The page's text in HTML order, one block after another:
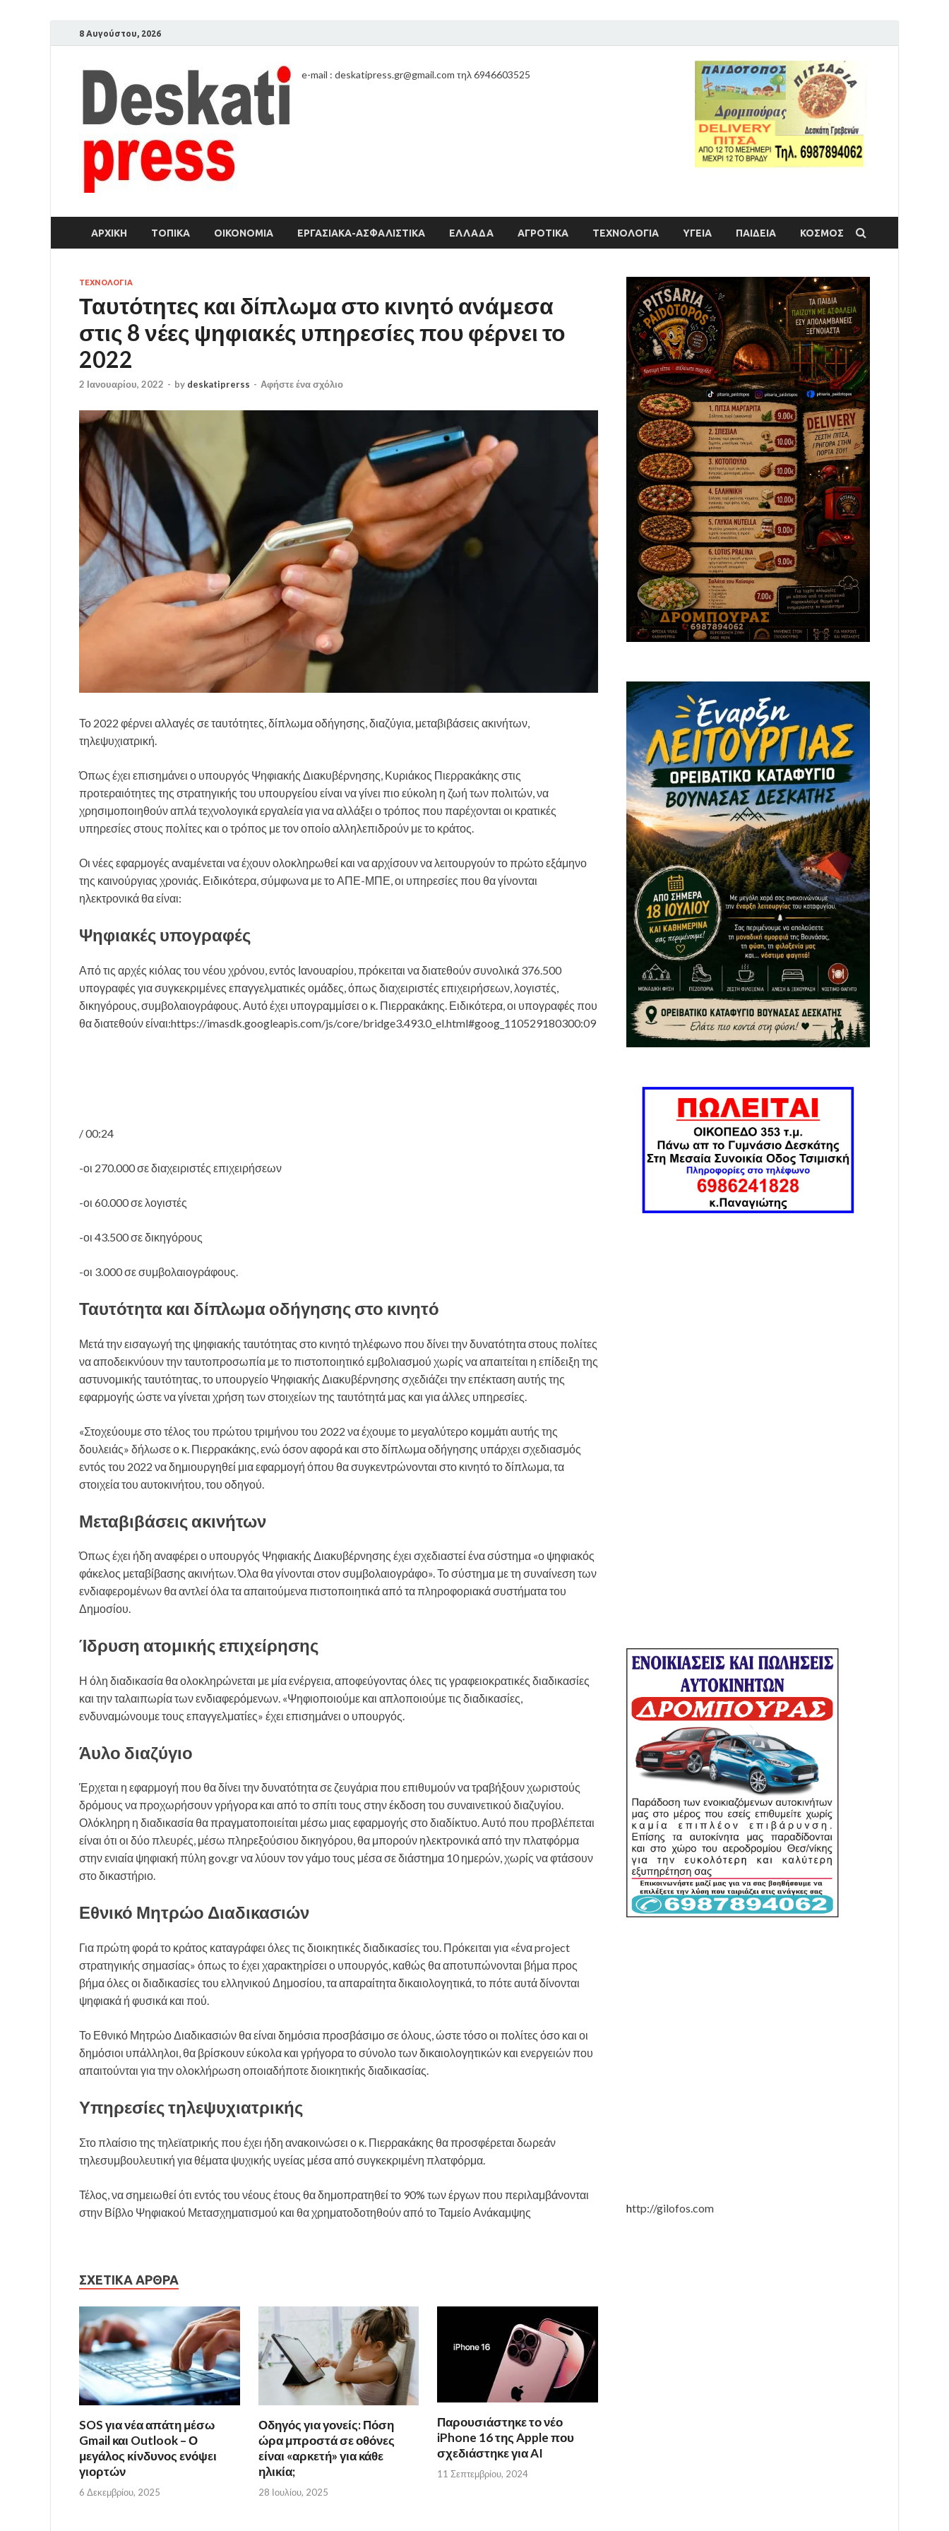
8 Αυγούστου, 2026
e-mail : deskatipress.gr@gmail.com τηλ 6946603525
ΑΡΧΙΚΉ ΤΟΠΙΚΑ ΟΙΚΟΝΟΜΙΑ ΕΡΓΑΣΙΑΚΑ-ΑΣΦΑΛΙΣΤΙΚΑ ΕΛΛΑΔΑ ΑΓΡΟΤΙΚΑ ΤΕΧΝΟΛΟΓΙΑ ΥΓΕΙΑ ΠΑΙΔΕΙΑ ΚΟΣΜΟΣ
ΤΕΧΝΟΛΟΓΙΑ
Ταυτότητες και δίπλωμα στο κινητό ανάμεσα
στις 8 νέες ψηφιακές υπηρεσίες που φέρνει το
2022
2 Ιανουαρίου, 2022 - by deskatiprerss - Αφήστε ένα σχόλιο
Το 2022 φέρνει αλλαγές σε ταυτότητες, δίπλωμα οδήγησης, διαζύγια, μεταβιβάσεις ακινήτων,
τηλεψυχιατρική.
Όπως έχει επισημάνει ο υπουργός Ψηφιακής Διακυβέρνησης, Κυριάκος Πιερρακάκης στις
προτεραιότητες της στρατηγικής του υπουργείου είναι να γίνει πιο εύκολη η ζωή των πολιτών, να
χρησιμοποιηθούν απλά τεχνολογικά εργαλεία για να αλλάξει ο τρόπος που παρέχονται οι κρατικές
υπηρεσίες στους πολίτες και ο τρόπος με τον οποίο αλληλεπιδρούν με το κράτος.
Οι νέες εφαρμογές αναμένεται να έχουν ολοκληρωθεί και να αρχίσουν να λειτουργούν το πρώτο εξάμηνο
της καινούργιας χρονιάς. Ειδικότερα, σύμφωνα με το ΑΠΕ-ΜΠΕ, οι υπηρεσίες που θα γίνονται
ηλεκτρονικά θα είναι:
Ψηφιακές υπογραφές
Από τις αρχές κιόλας του νέου χρόνου, εντός Ιανουαρίου, πρόκειται να διατεθούν συνολικά 376.500
υπογραφές για συγκεκριμένες επαγγελματικές ομάδες, όπως διαχειριστές επιχειρήσεων, λογιστές,
δικηγόρους, συμβολαιογράφους. Αυτό έχει υπογραμμίσει ο κ. Πιερρακάκης. Ειδικότερα, οι υπογραφές που
θα διατεθούν είναι:https://imasdk.googleapis.com/js/core/bridge3.493.0_el.html#goog_110529180300:09
/ 00:24
-οι 270.000 σε διαχειριστές επιχειρήσεων
-οι 60.000 σε λογιστές
-οι 43.500 σε δικηγόρους
-οι 3.000 σε συμβολαιογράφους.
Ταυτότητα και δίπλωμα οδήγησης στο κινητό
Μετά την εισαγωγή της ψηφιακής ταυτότητας στο κινητό τηλέφωνο που δίνει την δυνατότητα στους πολίτες
να αποδεικνύουν την ταυτοπροσωπία με το πιστοποιητικό εμβολιασμού χωρίς να απαιτείται η επίδειξη της
αστυνομικής ταυτότητας, το υπουργείο Ψηφιακής Διακυβέρνησης σχεδιάζει την επέκταση αυτής της
εφαρμογής ώστε να γίνεται χρήση των στοιχείων της ταυτότητά μας και για άλλες υπηρεσίες.
«Στοχεύουμε στο τέλος του πρώτου τριμήνου του 2022 να έχουμε το μεγαλύτερο κομμάτι αυτής της
δουλειάς» δήλωσε ο κ. Πιερρακάκης, ενώ όσον αφορά και στο δίπλωμα οδήγησης υπάρχει σχεδιασμός
εντός του 2022 να δημιουργηθεί μια εφαρμογή όπου θα συγκεντρώνονται στο κινητό το δίπλωμα, τα
στοιχεία του αυτοκινήτου, του οδηγού.
Μεταβιβάσεις ακινήτων
Όπως έχει ήδη αναφέρει ο υπουργός Ψηφιακής Διακυβέρνησης έχει σχεδιαστεί ένα σύστημα «ο ψηφιακός
φάκελος μεταβίβασης ακινήτων. Όλα θα γίνονται στον συμβολαιογράφο». Το σύστημα με τη συναίνεση των
ενδιαφερομένων θα αντλεί όλα τα απαιτούμενα πιστοποιητικά από τα πληροφοριακά συστήματα του
Δημοσίου.
Ίδρυση ατομικής επιχείρησης
Η όλη διαδικασία θα ολοκληρώνεται με μία ενέργεια, αποφεύγοντας όλες τις γραφειοκρατικές διαδικασίες
και την ταλαιπωρία των ενδιαφερόμενων. «Ψηφιοποιούμε και απλοποιούμε τις διαδικασίες,
ενδυναμώνουμε τους επαγγελματίες» έχει επισημάνει ο υπουργός.
Άυλο διαζύγιο
Έρχεται η εφαρμογή που θα δίνει την δυνατότητα σε ζευγάρια που επιθυμούν να τραβήξουν χωριστούς
δρόμους να προχωρήσουν γρήγορα και από το σπίτι τους στην έκδοση του συναινετικού διαζυγίου.
Ολόκληρη η διαδικασία θα πραγματοποιείται μέσω μιας εφαρμογής στο διαδίκτυο. Αυτό που προβλέπεται
είναι ότι οι δύο πλευρές, μέσω πληρεξούσιου δικηγόρου, θα μπορούν ηλεκτρονικά από την πλατφόρμα
στην ενιαία ψηφιακή πύλη gov.gr να λύουν τον γάμο τους μέσα σε διάστημα 10 ημερών, χωρίς να φτάσουν
στο δικαστήριο.
Εθνικό Μητρώο Διαδικασιών
Για πρώτη φορά το κράτος καταγράφει όλες τις διοικητικές διαδικασίες του. Πρόκειται για «ένα project
στρατηγικής σημασίας» όπως το έχει χαρακτηρίσει ο υπουργός, καθώς θα αποτυπώνονται βήμα προς
βήμα όλες οι διαδικασίες του ελληνικού Δημοσίου, τα απαραίτητα δικαιολογητικά, το πότε αυτά δίνονται
ψηφιακά ή φυσικά και πού.
Το Εθνικό Μητρώο Διαδικασιών θα είναι δημόσια προσβάσιμο σε όλους, ώστε τόσο οι πολίτες όσο και οι
δημόσιοι υπάλληλοι, θα βρίσκουν εύκολα και γρήγορα το σύνολο των δικαιολογητικών και ενεργειών που
απαιτούνται για την ολοκλήρωση οποιαδήποτε διοικητικής διαδικασίας.
Υπηρεσίες τηλεψυχιατρικής
Στο πλαίσιο της τηλεϊατρικής που έχει ήδη ανακοινώσει ο κ. Πιερρακάκης θα προσφέρεται δωρεάν
τηλεσυμβουλευτική για θέματα ψυχικής υγείας μέσα από συγκεκριμένη πλατφόρμα.
Τέλος, να σημειωθεί ότι εντός του νέους έτους θα δημοπρατηθεί το 90% των έργων που περιλαμβάνονται
στην Βίβλο Ψηφιακού Μετασχηματισμού και θα χρηματοδοτηθούν από το Ταμείο Ανάκαμψης
ΣΧΕΤΙΚΆ ΆΡΘΡΑ
SOS για νέα απάτη μέσω
Gmail και Outlook – Ο
μεγάλος κίνδυνος ενόψει
γιορτών
6 Δεκεμβρίου, 2025
Οδηγός για γονείς: Πόση
ώρα μπροστά σε οθόνες
είναι «αρκετή» για κάθε
ηλικία;
28 Ιουλίου, 2025
Παρουσιάστηκε το νέο
iPhone 16 της Apple που
σχεδιάστηκε για AI
11 Σεπτεμβρίου, 2024
http://gilofos.com